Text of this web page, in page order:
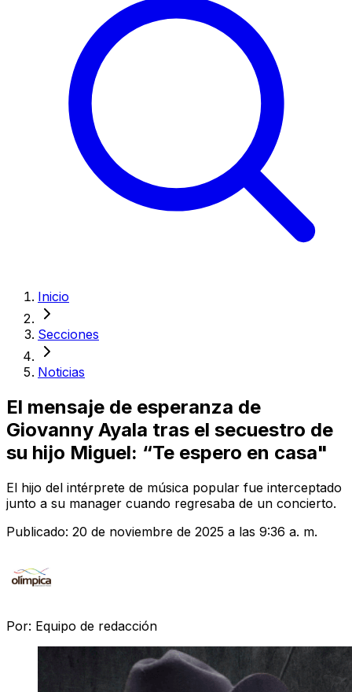
Inicio
Secciones
Noticias
El mensaje de esperanza de
Giovanny Ayala tras el secuestro de
su hijo Miguel: “Te espero en casa"
El hijo del intérprete de música popular fue interceptado
junto a su manager cuando regresaba de un concierto.
Publicado: 20 de noviembre de 2025 a las 9:36 a. m.
Por: Equipo de redacción